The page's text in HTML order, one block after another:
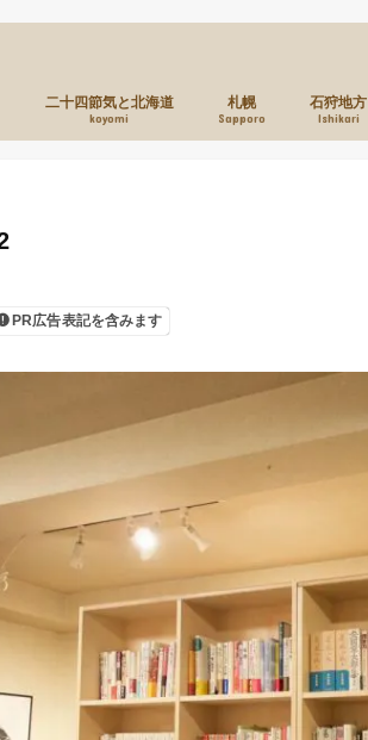
二十四節気と北海道
koyomi
札幌
Sapporo
石狩地方
Ishikari
PR広告表記を含みます